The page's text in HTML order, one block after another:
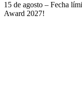
15 de agosto – Fecha
Award 2027!